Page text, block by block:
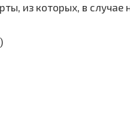
из которых, в